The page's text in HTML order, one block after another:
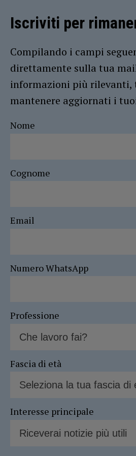
Iscriviti per
Compilando i campi
direttamente sulla tua
informazioni più rilevanti,
mantenere aggiornati i
Nome
Cognome
Email
Numero WhatsApp
Professione
Fascia di età
Interesse principale